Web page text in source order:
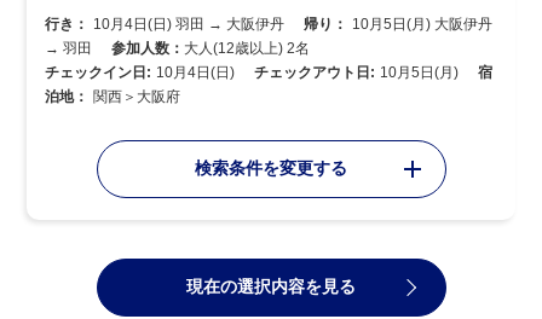
行き： 10月4日(日) 羽田 → 大阪伊丹 帰り：
10月5日(月) 大阪伊丹
→ 羽田
参加人数： 大人(12歳以上) 2名
チェックイン日: 10月4日(日) チェックアウト日: 10月5日(月)
宿
泊地：
関西＞大阪府
検索条件を変更する
現在の選択内容を見る